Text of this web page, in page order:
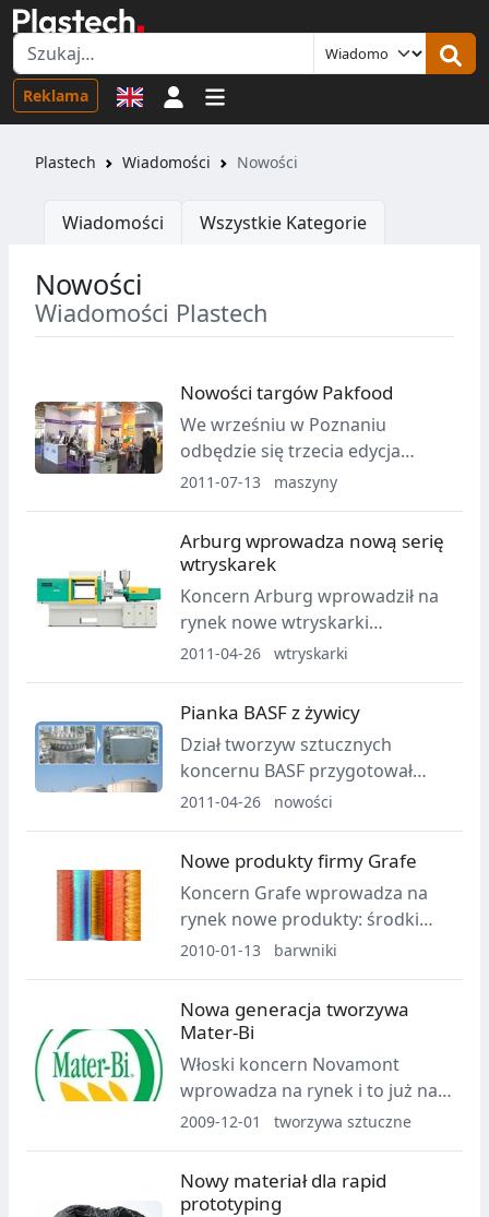
Reklama Logowanie
Plastech Wiadomości Nowości
Wiadomości Wszystkie Kategorie
Nowości
Wiadomości Plastech
Nowości targów Pakfood
We wrześniu w Poznaniu
odbędzie się trzecia edycja
Targów Opakowań dla
Pakfood. Jak zwykle nie
zabraknie w jej trakcie nowości
produktowych. Wiele z nich
znanych jest już dzisiaj.
2011-07-13 maszyny
Arburg wprowadza nową serię
wtryskarek
Koncern Arburg wprowadził na
rynek nowe wtryskarki
elektryczne. Tym razem jest to
(E), przeznaczona do
ekonomicznej produkcji części
technicznych.
2011-04-26 wtryskarki
Pianka BASF z żywicy
Dział tworzyw sztucznych
koncernu BASF przygotował
kolejną innowację. Tym razem
Basotect energooszczędne
osłony rur LNG.
2011-04-26 nowości
Nowe produkty firmy Grafe
Koncern Grafe wprowadza na
rynek nowe produkty: środki
matujące zmieniające odczucia
antybakteryjne oraz
termochromowe koncentraty
2010-01-13 barwniki
Nowa generacja tworzywa
Mater-Bi
Włoski koncern Novamont
wprowadza na rynek i to już na
przemysłową skalę drugą
biodegradowalnego Meter-Bi.
2009-12-01 tworzywa sztuczne
Nowy materiał dla rapid
prototyping